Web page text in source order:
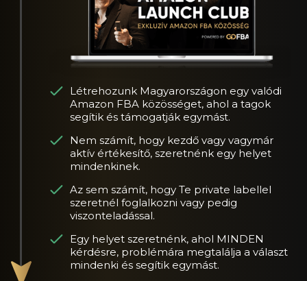
Létrehozunk Magyarországon egy valódi
Amazon FBA közösséget, ahol a tagok
segítik és támogatják egymást.
Nem számít, hogy kezdő vagy vagymár
aktív értékesítő, szeretnénk egy helyet
mindenkinek.
Az sem számít, hogy Te private labellel
szeretnél foglalkozni vagy pedig
viszonteladással.
Egy helyet szeretnénk, ahol MINDEN
kérdésre, problémára megtalálja a választ
mindenki és segítik egymást.